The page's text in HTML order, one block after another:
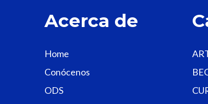
Acerca de
Home
Conócenos
ODS